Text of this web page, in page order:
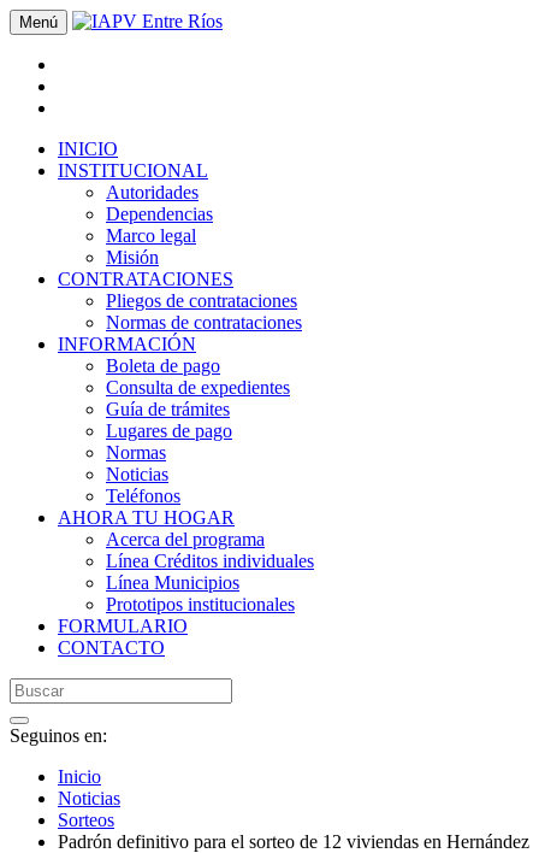
Menú
INICIO
INSTITUCIONAL
Autoridades
Dependencias
Marco legal
Misión
CONTRATACIONES
Pliegos de contrataciones
Normas de contrataciones
INFORMACIÓN
Boleta de pago
Consulta de expedientes
Guía de trámites
Lugares de pago
Normas
Noticias
Teléfonos
AHORA TU HOGAR
Acerca del programa
Línea Créditos individuales
Línea Municipios
Prototipos institucionales
FORMULARIO
CONTACTO
Seguinos en:
Inicio
Noticias
Sorteos
Padrón definitivo para el sorteo de 12 viviendas en Hernández